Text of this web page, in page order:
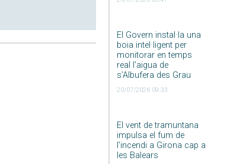
El Govern instal·la una
boia intel·ligent per
monitorar en temps
real l’aigua de
s’Albufera des Grau
20/07/2026 09:33
El vent de tramuntana
impulsa el fum de
l’incendi a Girona cap a
les Balears